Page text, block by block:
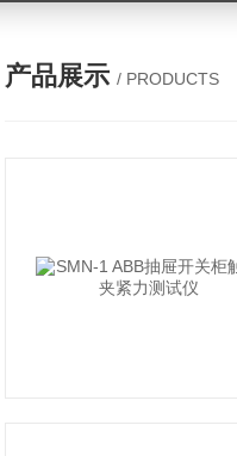
产品展示 / PRODUCTS